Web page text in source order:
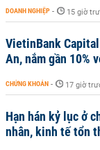
DOANH NGHIỆP - 15 giờ
VietinBank
An, nắm gần 10%
CHỨNG KHOÁN - 17 giờ
Hạn hán kỷ lục ở
nhân, kinh tế tổn